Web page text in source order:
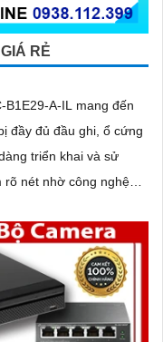
RẺ
B1E29-A-IL mang đến
đầy đủ đầu ghi, ổ cứng
triển khai và sử
an toàn tuyệt đối cho